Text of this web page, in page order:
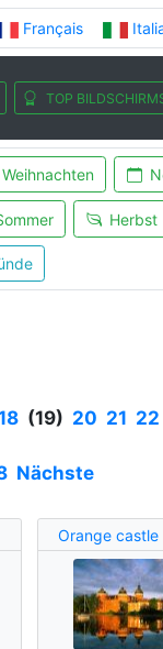
Français
TOP
Weihnachten
Herbst
(19) 20 21 22
Nächste
Orange